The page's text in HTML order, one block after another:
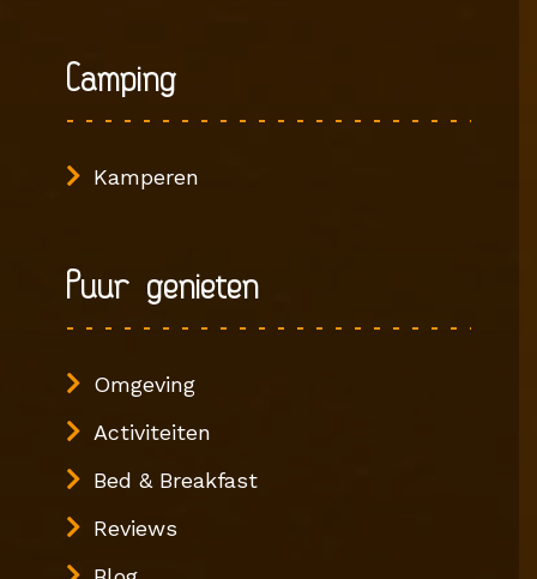
Camping
Kamperen
Puur genieten
Omgeving
Activiteiten
Bed & Breakfast
Reviews